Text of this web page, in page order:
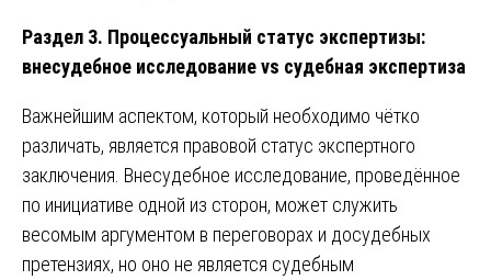
Раздел 3. Процессуальный статус экспертизы:
внесудебное исследование vs судебная экспертиза
Важнейшим аспектом, который необходимо чётко
различать, является правовой статус экспертного
заключения. Внесудебное исследование, проведённое
по инициативе одной из сторон, может служить
весомым аргументом в переговорах и досудебных
претензиях, но оно не является судебным